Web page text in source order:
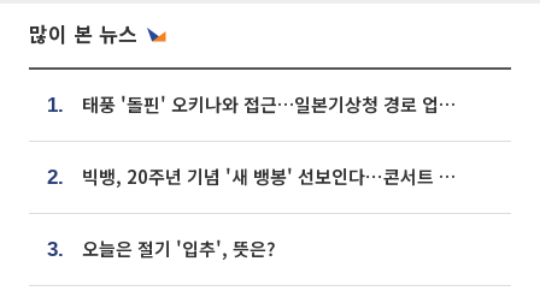
많이 본 뉴스
1. 태풍 '돌핀' 오키나와 접근…일본기상청 경로 업데이트
2. 빅뱅, 20주년 기념 '새 뱅봉' 선보인다⋯콘서트 앞두고 팝업 개최
3. 오늘은 절기 '입추', 뜻은?